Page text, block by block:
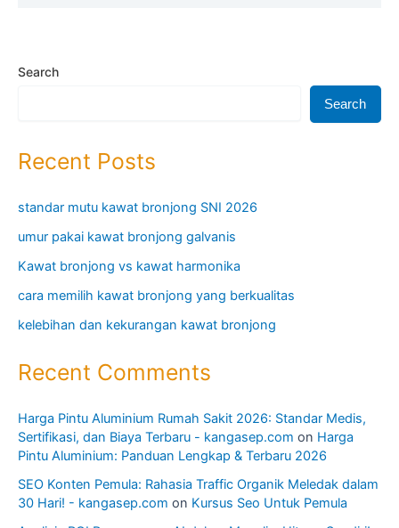
Search
Search
Recent Posts
standar mutu kawat bronjong SNI 2026
umur pakai kawat bronjong galvanis
Kawat bronjong vs kawat harmonika
cara memilih kawat bronjong yang berkualitas
kelebihan dan kekurangan kawat bronjong
Recent Comments
Harga Pintu Aluminium Rumah Sakit 2026: Standar Medis,
Sertifikasi, dan Biaya Terbaru - kangasep.com on Harga
Pintu Aluminium: Panduan Lengkap & Terbaru 2026
SEO Konten Pemula: Rahasia Traffic Organik Meledak dalam
30 Hari! - kangasep.com on Kursus Seo Untuk Pemula